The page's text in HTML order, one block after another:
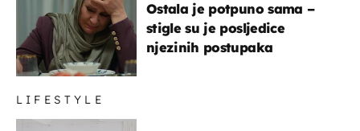
Ostala je potpuno sama –
stigle su je posljedice
njezinih postupaka
LIFESTYLE